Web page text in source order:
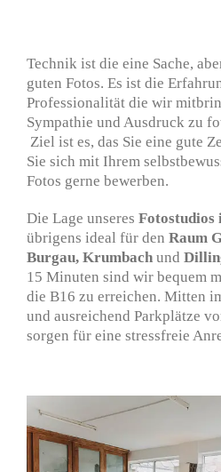
Technik ist die eine Sache,
guten Fotos. Es ist die
Professionalität die wir
Sympathie und Ausdruck zu
Ziel ist es, das Sie eine gute
Sie sich mit Ihrem
Fotos gerne bewerben.
Die Lage unseres Fotostudios
übrigens ideal für den Raum
Burgau, Krumbach und
15 Minuten sind wir bequem
die B16 zu erreichen. Mitten
und ausreichend Parkplätze
sorgen für eine stressfreie